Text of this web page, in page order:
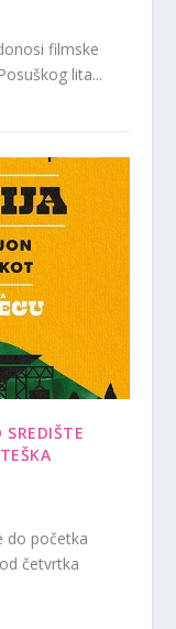
filmske
lita...
SREDIŠTE
do početka
četvrtka